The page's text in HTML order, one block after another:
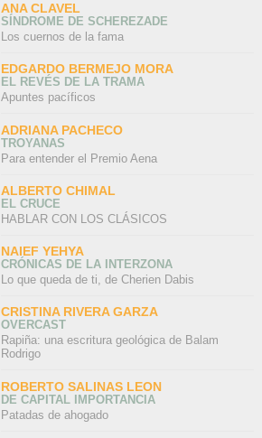
ANA CLAVEL
SÍNDROME DE SCHEREZADE
Los cuernos de la fama
EDGARDO BERMEJO MORA
EL REVÉS DE LA TRAMA
Apuntes pacíficos
ADRIANA PACHECO
TROYANAS
Para entender el Premio Aena
ALBERTO CHIMAL
EL CRUCE
HABLAR CON LOS CLÁSICOS
NAIEF YEHYA
CRÓNICAS DE LA INTERZONA
Lo que queda de ti, de Cherien Dabis
CRISTINA RIVERA GARZA
OVERCAST
Rapiña: una escritura geológica de Balam
Rodrigo
ROBERTO SALINAS LEON
DE CAPITAL IMPORTANCIA
Patadas de ahogado